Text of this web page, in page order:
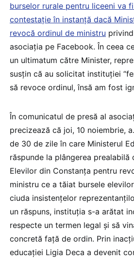
burselor rurale pentru liceeni va
contestație în instanță dacă
revocă ordinul de ministru
asociația pe Facebook. În ceea
un ultimatum către Minister,
susțin că au solicitat instituției
să revoce ordinul, însă am fost
În comunicatul de presă al
precizează că joi, 10 noiembrie,
de 30 de zile în care Ministerul
răspunde la plângerea prealabilă
Elevilor din Constanța pentru
ministru ce a tăiat bursele
ciuda insistențelor
un răspuns, instituția s-a arătat
respecte un termen legal și să
concretă față de ordin. Prin
educației Ligia Deca a devenit